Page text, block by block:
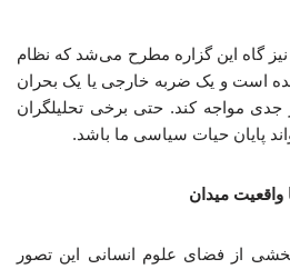
گاه این گزاره مطرح می‌شد که نظام
است و یک ضربه خارجی یا یک بحران
جدی مواجه کند. حتی برخی تحلیلگران
پایان حیات سیاسی ما باشد.
واقعیت میدان
‌روزه، در بخشی از فضای علوم ‌انسانی این تصور